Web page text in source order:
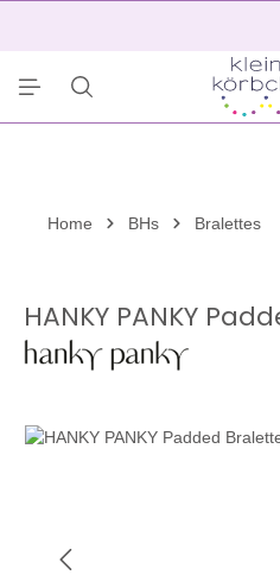
Home BHs Bralettes
HANKY PANKY
Bildergalerie überspringen